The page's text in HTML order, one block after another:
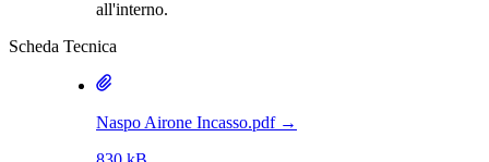
all'interno.
Scheda Tecnica
Naspo Airone Incasso.pdf→